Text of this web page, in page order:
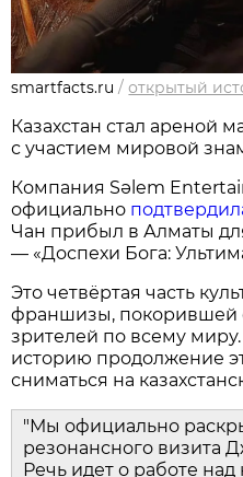
smartfacts.ru /открытый
Казахстан стал ареной
с участием мировой
Компания Sәlem
официально
Чан прибыл в Алматы
— «Доспехи Бога:
Это четвёртая часть
франшизы, покорившей
зрителей по всему
историю продолжение
сниматься на
"Мы официально
резонансного визита
Речь идет о работе